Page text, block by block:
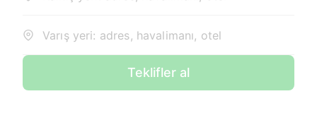
Varış yeri: adres, havalimanı, otel
Teklifler al